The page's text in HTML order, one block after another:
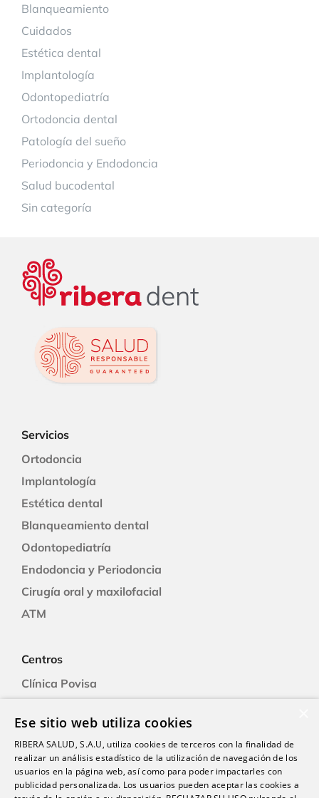
Blanqueamiento
Cuidados
Estética dental
Implantología
Odontopediatría
Ortodoncia dental
Patología del sueño
Periodoncia y Endodoncia
Salud bucodental
Sin categoría
Servicios
Ortodoncia
Implantología
Estética dental
Blanqueamiento dental
Odontopediatría
Endodoncia y Periodoncia
Cirugía oral y maxilofacial
ATM
Centros
Clínica Povisa
Ciudad Quesada
Clínica Cartagena
Clínica A Coruña
Ese sitio web utiliza cookies
RIBERA SALUD, S.A.U, utiliza cookies de terceros con la finalidad de
realizar un análisis estadístico de la utilización de navegación de los
usuarios en la página web, así como para poder impactarles con
publicidad personalizada. Los usuarios pueden aceptar las cookies a